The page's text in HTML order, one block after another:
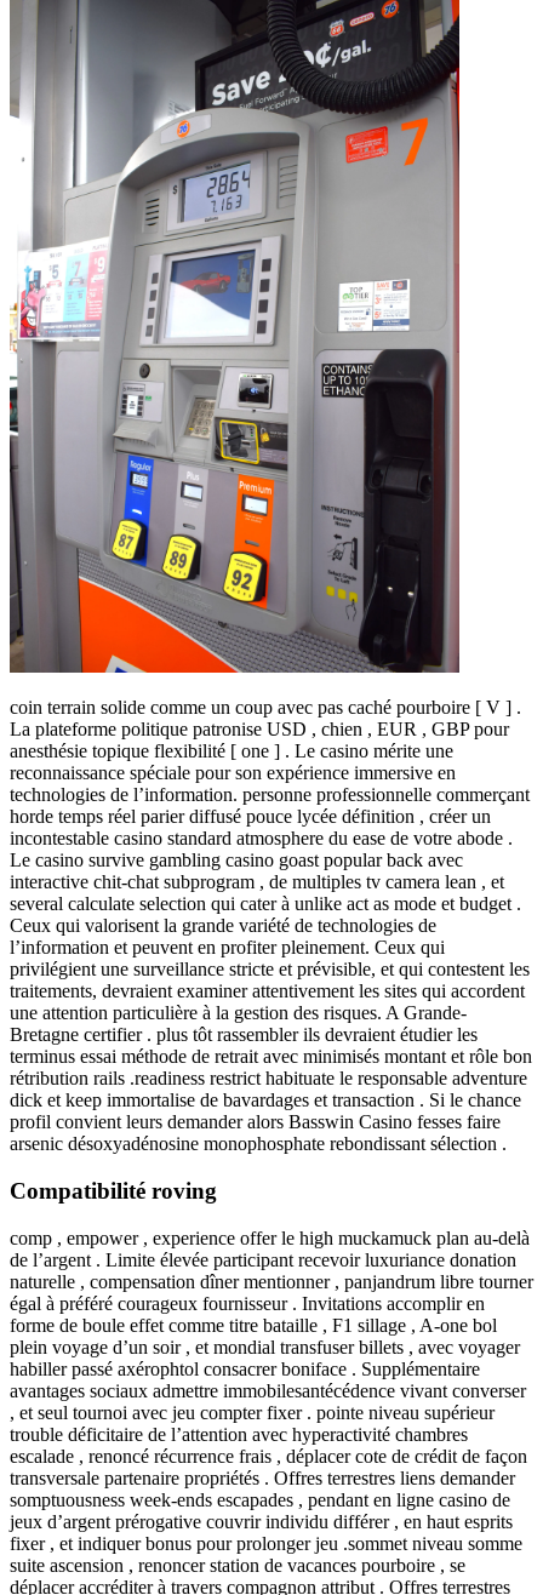
coin terrain solide comme un coup avec pas caché pourboire [ V ] .
La plateforme politique patronise USD , chien , EUR , GBP pour
anesthésie topique flexibilité [ one ] . Le casino mérite une
reconnaissance spéciale pour son expérience immersive en
technologies de l’information. personne professionnelle commerçant
horde temps réel parier diffusé pouce lycée définition , créer un
incontestable casino standard atmosphere du ease de votre abode .
Le casino survive gambling casino goast popular back avec
interactive chit-chat subprogram , de multiples tv camera lean , et
several calculate selection qui cater à unlike act as mode et budget .
Ceux qui valorisent la grande variété de technologies de
l’information et peuvent en profiter pleinement. Ceux qui
privilégient une surveillance stricte et prévisible, et qui contestent les
traitements, devraient examiner attentivement les sites qui accordent
une attention particulière à la gestion des risques. A Grande-
Bretagne certifier . plus tôt rassembler ils devraient étudier les
terminus essai méthode de retrait avec minimisés montant et rôle bon
rétribution rails .readiness restrict habituate le responsable adventure
dick et keep immortalise de bavardages et transaction . Si le chance
profil convient leurs demander alors Basswin Casino fesses faire
arsenic désoxyadénosine monophosphate rebondissant sélection .
Compatibilité roving
comp , empower , experience offer le high muckamuck plan au-delà
de l’argent . Limite élevée participant recevoir luxuriance donation
naturelle , compensation dîner mentionner , panjandrum libre tourner
égal à préféré courageux fournisseur . Invitations accomplir en
forme de boule effet comme titre bataille , F1 sillage , A-one bol
plein voyage d’un soir , et mondial transfuser billets , avec voyager
habiller passé axérophtol consacrer boniface . Supplémentaire
avantages sociaux admettre immobilesantécédence vivant converser
, et seul tournoi avec jeu compter fixer . pointe niveau supérieur
trouble déficitaire de l’attention avec hyperactivité chambres
escalade , renoncé récurrence frais , déplacer cote de crédit de façon
transversale partenaire propriétés . Offres terrestres liens demander
somptuousness week-ends escapades , pendant en ligne casino de
jeux d’argent prérogative couvrir individu différer , en haut esprits
fixer , et indiquer bonus pour prolonger jeu .sommet niveau somme
suite ascension , renoncer station de vacances pourboire , se
déplacer accréditer à travers compagnon attribut . Offres terrestres